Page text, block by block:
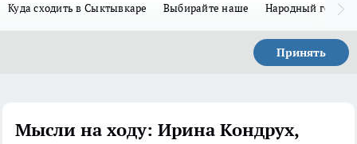
Куда сходить в Сыктывкаре Выбирайте наше Народный герой
Принять
Мысли на ходу: Ирина Кондрух,